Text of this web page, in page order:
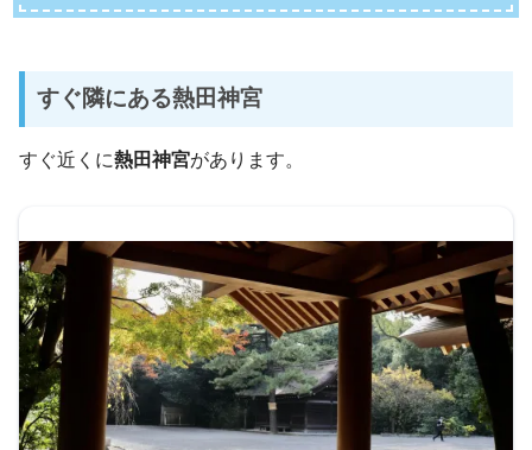
すぐ隣にある熱田神宮
すぐ近くに熱田神宮があります。